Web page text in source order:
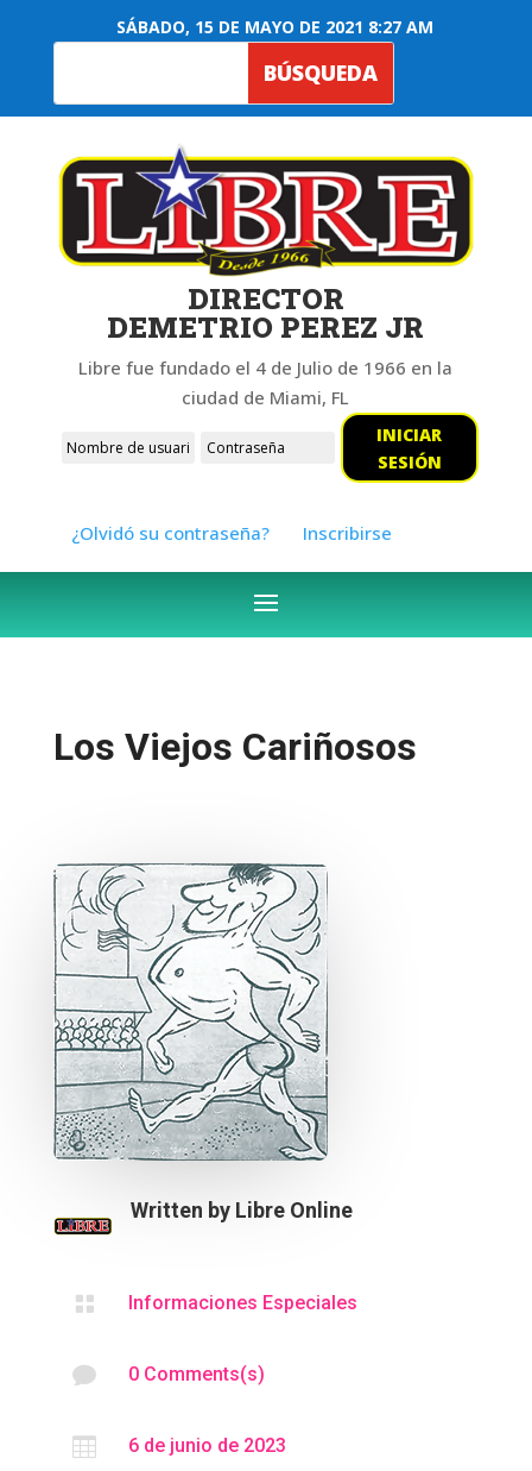
SÁBADO, 15 DE MAYO DE 2021 8:27 AM
DIRECTOR
DEMETRIO PEREZ JR
Libre fue fundado el 4 de Julio de 1966 en la
ciudad de Miami, FL
INICIAR
SESIÓN
¿Olvidó su contraseña? Inscribirse
Los Viejos Cariñosos
Written by Libre Online
 Informaciones Especiales
 0 Comments(s)
 6 de junio de 2023